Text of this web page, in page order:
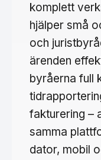
komplett
hjälper små
och
ärenden
byråerna full
fakturering –
samma
dator, mobil